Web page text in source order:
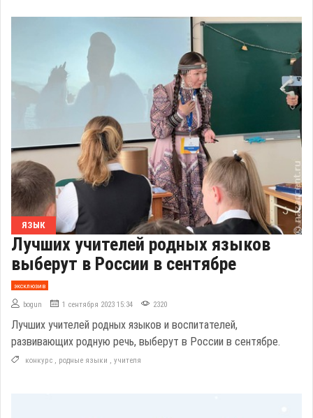
ЯЗЫК
Лучших учителей родных языков
выберут в России в сентябре
эксклюзив
bogun 1 сентября 2023 15:34 2320
Лучших учителей родных языков и воспитателей,
развивающих родную речь, выберут в России в сентябре.
конкурс , родные языки , учителя